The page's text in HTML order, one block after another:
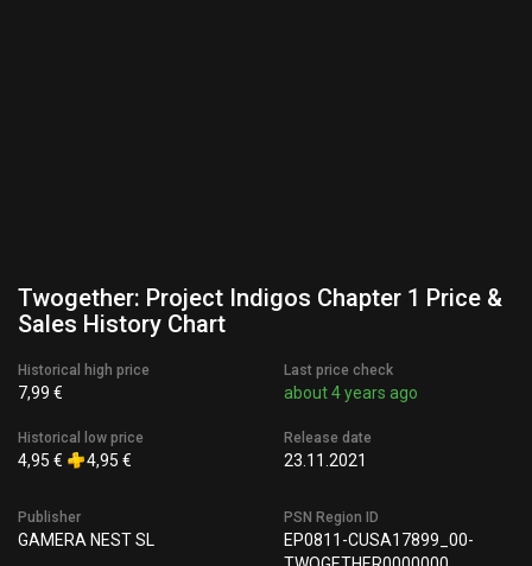
Twogether: Project Indigos Chapter 1 Price &
Sales History Chart
Historical high price
7,99 €
Historical low price
4,95 € 4,95 €
Last price check
about 4 years ago
Release date
23.11.2021
Publisher
GAMERA NEST SL
PSN Region ID
EP0811-CUSA17899_00-